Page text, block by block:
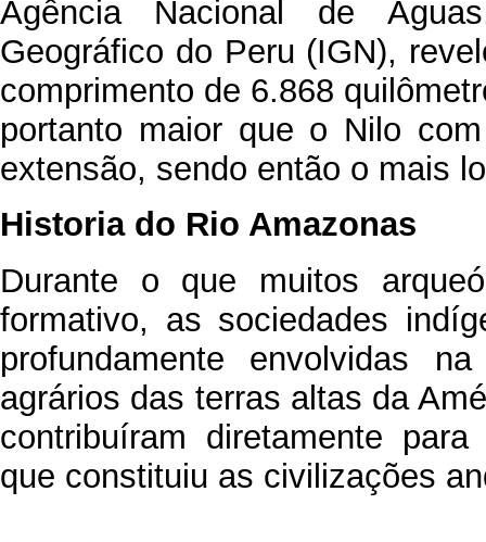
Agência Nacional de
Geográfico do Peru (IGN),
comprimento de 6.868
portanto maior que o Nilo
extensão, sendo então o mais
Historia do Rio Amazonas
Durante o que muitos
formativo, as sociedades
profundamente envolvidas
agrários das terras altas da
contribuíram diretamente
que constituiu as civilizações